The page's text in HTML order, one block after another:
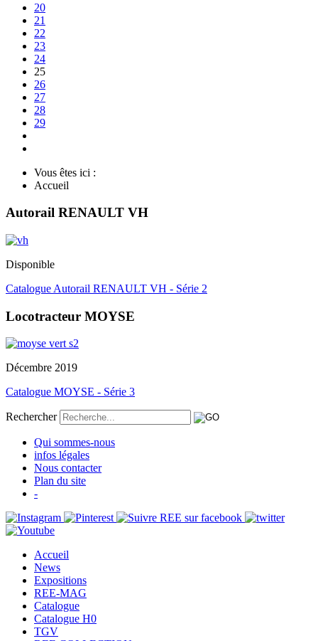
20
21
22
23
24
25
26
27
28
29
Vous êtes ici :
Accueil
Autorail RENAULT VH
Disponible
Catalogue Autorail RENAULT VH - Série 2
Locotracteur MOYSE
Décembre 2019
Catalogue MOYSE - Série 3
Rechercher
Qui sommes-nous
infos légales
Nous contacter
Plan du site
-
Accueil
News
Expositions
REE-MAG
Catalogue
Catalogue H0
TGV